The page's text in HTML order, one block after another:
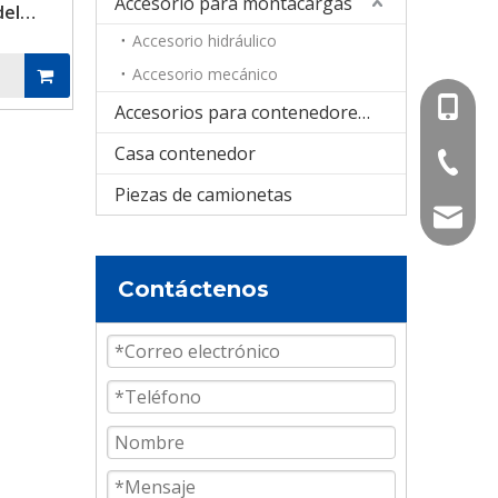
Accesorio hidráulico
Accesorio mecánico
Accesorios para contenedores cisterna
Casa contenedor
Piezas de camionetas
Contáctenos
+86-
+86-